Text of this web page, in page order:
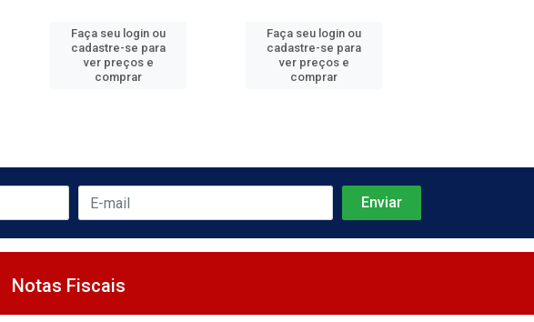
Faça seu login ou
cadastre-se para
ver preços e
comprar
Faça seu login ou
cadastre-se para
ver preços e
comprar
Notas Fiscais